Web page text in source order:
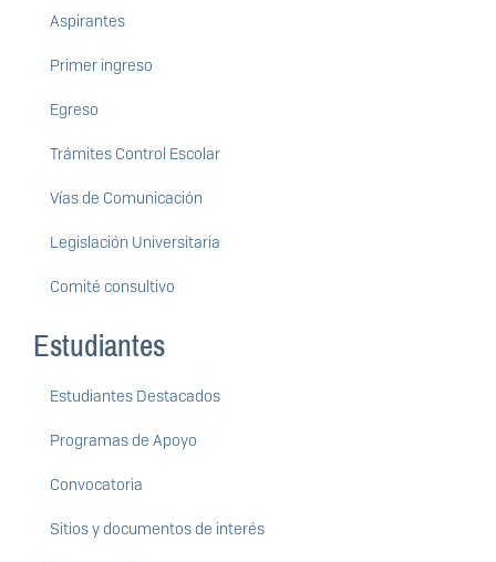
Aspirantes
Primer ingreso
Egreso
Trámites Control Escolar
Vías de Comunicación
Legislación Universitaria
Comité consultivo
Estudiantes
Estudiantes Destacados
Programas de Apoyo
Convocatoria
Sitios y documentos de interés